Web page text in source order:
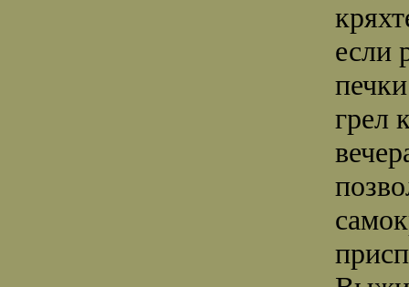
если
грел